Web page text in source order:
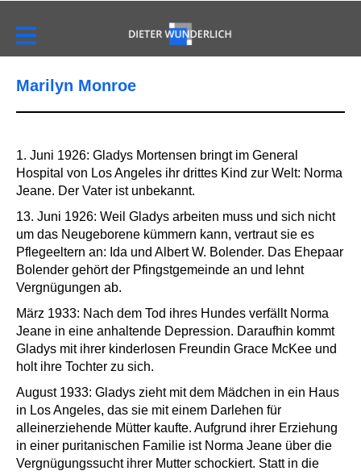
Marilyn Monroe
1. Juni 1926: Gladys Mortensen bringt im General
Hospital von Los Angeles ihr drittes Kind zur Welt: Norma
Jeane. Der Vater ist unbekannt.
13. Juni 1926: Weil Gladys arbeiten muss und sich nicht
um das Neugeborene kümmern kann, vertraut sie es
Pflegeeltern an: Ida und Albert W. Bolender. Das Ehepaar
Bolender gehört der Pfingstgemeinde an und lehnt
Vergnügungen ab.
März 1933: Nach dem Tod ihres Hundes verfällt Norma
Jeane in eine anhaltende Depression. Daraufhin kommt
Gladys mit ihrer kinderlosen Freundin Grace McKee und
holt ihre Tochter zu sich.
August 1933: Gladys zieht mit dem Mädchen in ein Haus
in Los Angeles, das sie mit einem Darlehen für
alleinerziehende Mütter kaufte. Aufgrund ihrer Erziehung
in einer puritanischen Familie ist Norma Jeane über die
Vergnügungssucht ihrer Mutter schockiert. Statt in die